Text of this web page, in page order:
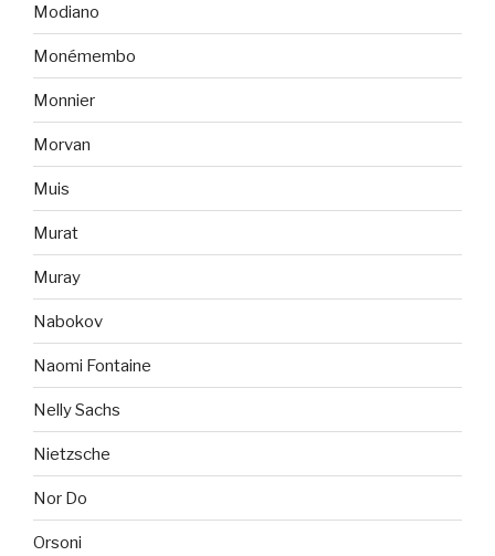
Modiano
Monémembo
Monnier
Morvan
Muis
Murat
Muray
Nabokov
Naomi Fontaine
Nelly Sachs
Nietzsche
Nor Do
Orsoni